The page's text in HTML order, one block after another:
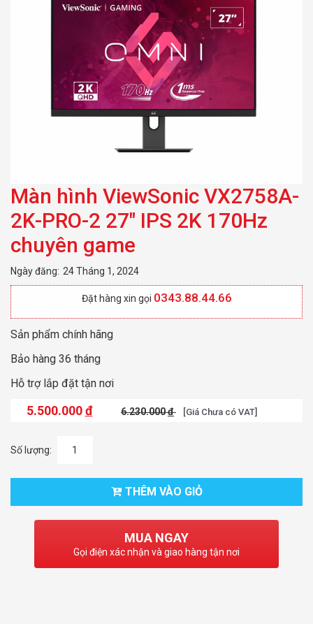
chuyên game
Màn hình ViewSonic VX2758A-
2K-PRO-2 27″ IPS 2K 170Hz
chuyên game
Ngày đăng: 24 Tháng 1, 2024
Đặt hàng xin gọi 0343.88.44.66
Sản phẩm chính hãng
Bảo hàng 36 tháng
Hỗ trợ lắp đặt tận nơi
5.500.000đ 6.230.000đ [Giá Chưa có VAT]
Số lượng:
THÊM VÀO GIỎ
MUA NGAY
Gọi điện xác nhận và giao hàng tận nơi